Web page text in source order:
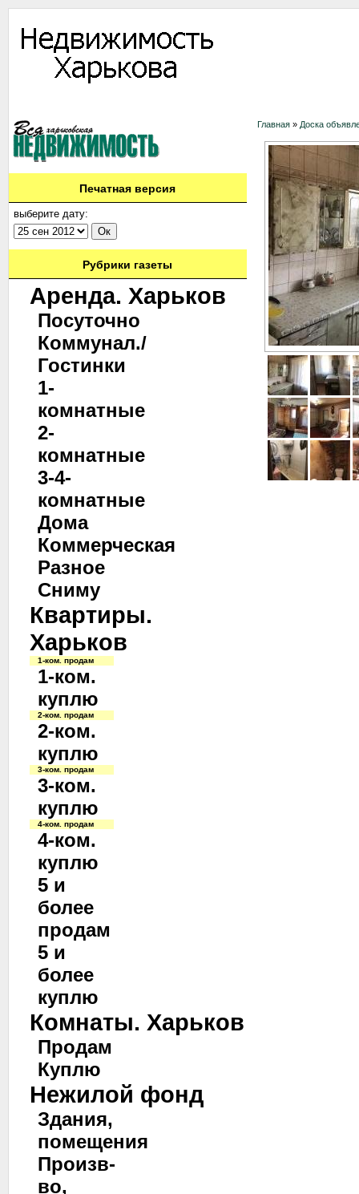
Печатная версия
выберите дату:
Рубрики газеты
Аренда. Харьков
Посуточно
Коммунал./
Гостинки
1-
комнатные
2-
комнатные
3-4-
комнатные
Дома
Коммерческая
Разное
Сниму
Квартиры.
Харьков
1-ком. продам
1-ком.
куплю
2-ком. продам
2-ком.
куплю
3-ком. продам
3-ком.
куплю
4-ком. продам
4-ком.
куплю
5 и
более
продам
5 и
более
куплю
Комнаты. Харьков
Продам
Куплю
Нежилой фонд
Здания,
помещения
Произв-
во,
Главная » Доска